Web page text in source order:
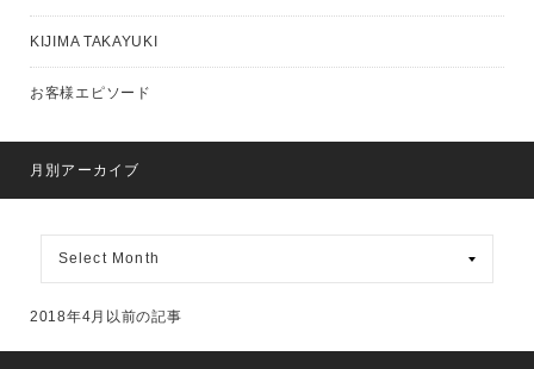
KIJIMA TAKAYUKI
お客様エピソード
月別アーカイブ
ア
カ
2018年4月以前の記事